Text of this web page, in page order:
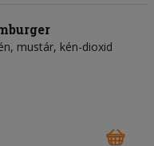
mustár, kén-dioxid